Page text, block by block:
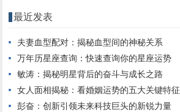
最近发表
夫妻血型配对：揭秘血型间的神秘关系
万年历星座查询：快速查询你的星座运势
敏涛：揭秘明星背后的奋斗与成长之路
女人面相揭秘：看婚姻运势的五大关键特征
彭奋：创新引领未来科技巨头的新锐力量